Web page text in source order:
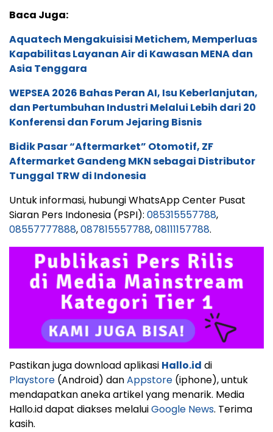
Baca Juga:
Aquatech Mengakuisisi Metichem, Memperluas
Kapabilitas Layanan Air di Kawasan MENA dan
Asia Tenggara
WEPSEA 2026 Bahas Peran AI, Isu Keberlanjutan,
dan Pertumbuhan Industri Melalui Lebih dari 20
Konferensi dan Forum Jejaring Bisnis
Bidik Pasar “Aftermarket” Otomotif, ZF
Aftermarket Gandeng MKN sebagai Distributor
Tunggal TRW di Indonesia
Untuk informasi, hubungi WhatsApp Center Pusat
Siaran Pers Indonesia (PSPI): 085315557788,
08557777888,087815557788,08111157788.
Pastikan juga download aplikasi Hallo.id di
Playstore (Android) danAppstore (iphone), untuk
mendapatkan aneka artikel yang menarik. Media
Hallo.id dapat diakses melaluiGoogle News. Terima
kasih.